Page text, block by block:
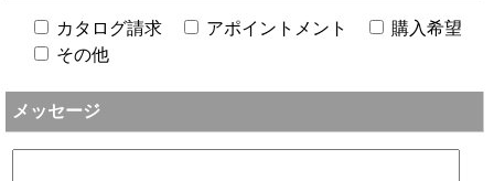
カタログ請求 アポイントメント
購入希望
その他
メッセージ